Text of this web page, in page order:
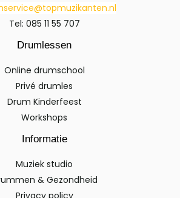
Tel: 085 11 55 707
Drumlessen
Online drumschool
Privé drumles
Drum Kinderfeest
Workshops
Informatie
Muziek studio
& Gezondheid